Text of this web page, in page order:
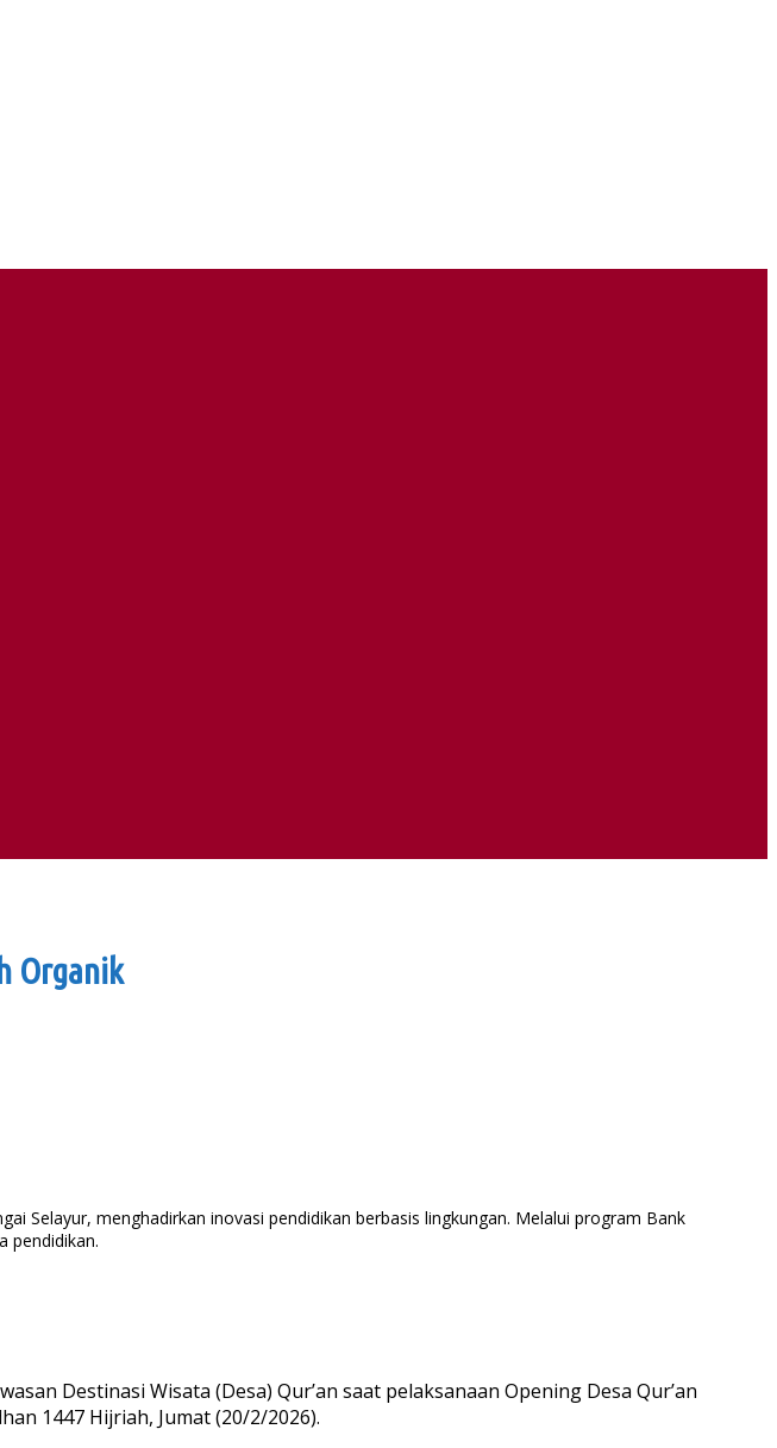
Organik
Selayur, menghadirkan inovasi pendidikan berbasis lingkungan. Melalui program Bank
pendidikan.
Destinasi Wisata (Desa) Qur’an saat pelaksanaan Opening Desa Qur’an
1447 Hijriah, Jumat (20/2/2026).